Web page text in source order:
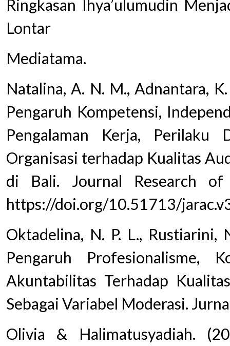
Ringkasan Ihya’ulumudin
Lontar
Mediatama.
Natalina, A. N. M., Adnantara,
Pengaruh Kompetensi,
Pengalaman Kerja, Perilaku
Organisasi terhadap Kualitas
di Bali. Journal Research
https://doi.org/10.51713/
Oktadelina, N. P. L., Rustiarini,
Pengaruh Profesionalisme,
Akuntabilitas Terhadap
Sebagai Variabel Moderasi.
Olivia & Halimatusyadiah.